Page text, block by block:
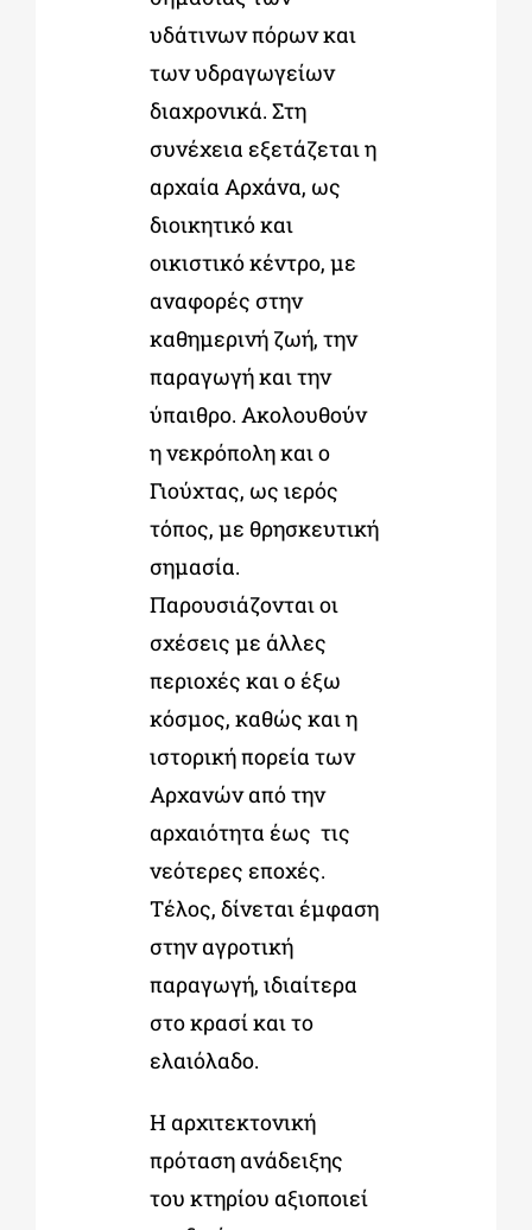
υδάτινων πόρων και
των υδραγωγείων
διαχρονικά. Στη
συνέχεια εξετάζεται η
αρχαία Αρχάνα, ως
διοικητικό και
οικιστικό κέντρο, με
αναφορές στην
καθημερινή ζωή, την
παραγωγή και την
ύπαιθρο. Ακολουθούν
η νεκρόπολη και ο
Γιούχτας, ως ιερός
τόπος, με θρησκευτική
σημασία.
Παρουσιάζονται οι
σχέσεις με άλλες
περιοχές και ο έξω
κόσμος, καθώς και η
ιστορική πορεία των
Αρχανών από την
αρχαιότητα έως τις
νεότερες εποχές.
Τέλος, δίνεται έμφαση
στην αγροτική
παραγωγή, ιδιαίτερα
στο κρασί και το
ελαιόλαδο.
Η αρχιτεκτονική
πρόταση ανάδειξης
του κτηρίου αξιοποιεί